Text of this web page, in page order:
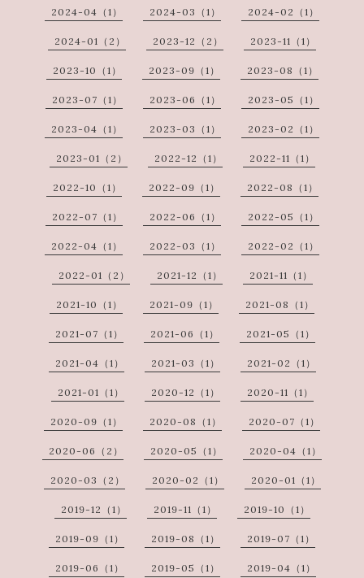
2024-04（1） 2024-03（1） 2024-02（1）
2024-01（2） 2023-12（2） 2023-11（1）
2023-10（1） 2023-09（1） 2023-08（1）
2023-07（1） 2023-06（1） 2023-05（1）
2023-04（1） 2023-03（1） 2023-02（1）
2023-01（2） 2022-12（1） 2022-11（1）
2022-10（1） 2022-09（1） 2022-08（1）
2022-07（1） 2022-06（1） 2022-05（1）
2022-04（1） 2022-03（1） 2022-02（1）
2022-01（2） 2021-12（1） 2021-11（1）
2021-10（1） 2021-09（1） 2021-08（1）
2021-07（1） 2021-06（1） 2021-05（1）
2021-04（1） 2021-03（1） 2021-02（1）
2021-01（1） 2020-12（1） 2020-11（1）
2020-09（1） 2020-08（1） 2020-07（1）
2020-06（2） 2020-05（1） 2020-04（1）
2020-03（2） 2020-02（1） 2020-01（1）
2019-12（1） 2019-11（1） 2019-10（1）
2019-09（1） 2019-08（1） 2019-07（1）
2019-06（1） 2019-05（1） 2019-04（1）